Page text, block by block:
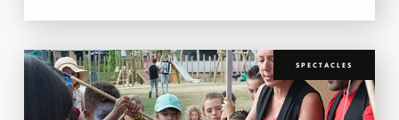
SPECTACLES